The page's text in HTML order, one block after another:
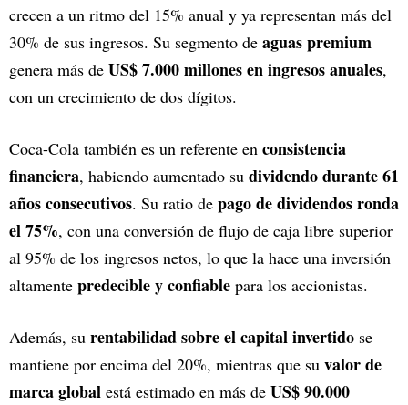
crecen a un ritmo del 15% anual y ya representan más del
30% de sus ingresos. Su segmento de aguas premium
genera más de US$ 7.000 millones en ingresos anuales,
con un crecimiento de dos dígitos.
Coca-Cola también es un referente en consistencia
financiera, habiendo aumentado su dividendo durante 61
años consecutivos. Su ratio de pago de dividendos ronda
el 75%, con una conversión de flujo de caja libre superior
al 95% de los ingresos netos, lo que la hace una inversión
altamente predecible y confiable para los accionistas.
Además, su rentabilidad sobre el capital invertido se
mantiene por encima del 20%, mientras que su valor de
marca global está estimado en más de US$ 90.000